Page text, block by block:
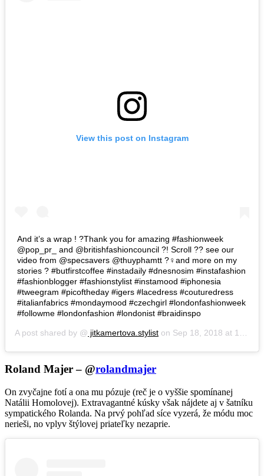
View this post on Instagram
And it’s a wrap ! ?Thank you for amazing #fashionweek
@pop_pr_ and @britishfashioncouncil ?! Scroll ?? see our
video from @specsavers @thuyphamtt ?‍♀️and more on my
stories ? #butfirstcoffee #instadaily #dnesnosim #instafashion
#fashionblogger #fashionstylist #instamood #iphonesia
#tweegram #picoftheday #igers #lacedress #couturedress
#italianfabrics #mondaymood #czechgirl #londonfashionweek
#followme #londonfashion #londonist #braidinspo
A post shared by @ jitkamertova.stylist on Sep 18, 2018 at 12:48am PDT
Roland Majer – @rolandmajer
On zvyčajne fotí a ona mu pózuje (reč je o vyššie spomínanej
Natálii Homolovej). Extravagantné kúsky však nájdete aj v šatníku
sympatického Rolanda. Na prvý pohľad síce vyzerá, že módu moc
nerieši, no vplyv štýlovej priateľky nezaprie.